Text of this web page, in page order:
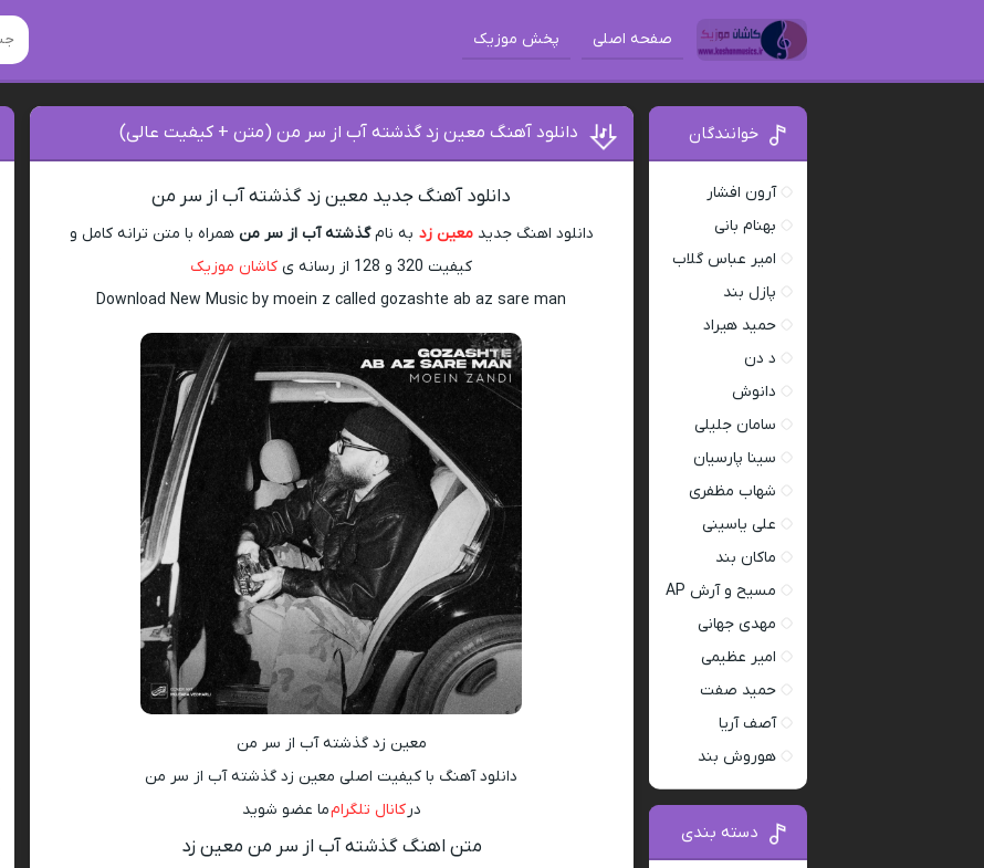
صفحه اصلی پخش موزیک
دانلود آهنگ معین زد گذشته آب از سر من (متن + کیفیت عالی)
دانلود آهنگ جدید معین زد گذشته آب از سر من
دانلود اهنگ جدیدمعین زد به نامگذشته آب از سر من همراه با متن ترانه کامل و
کیفیت 320 و 128 از رسانه ی
کاشان موزیک
Download New Music by moein z called gozashte ab az sare man
معین زد گذشته آب از سر من
دانلود آهنگ با کیفیت اصلی معین زد گذشته آب از سر من
در کانال تلگرامما عضو شوید
متن اهنگ گذشته آب از سر من معین زد
خوانندگان
آرون افشار
بهنام بانی
امیر عباس گلاب
پازل بند
حمید هیراد
د دن
دانوش
سامان جلیلی
سینا پارسیان
شهاب مظفری
علی یاسینی
ماکان بند
مسیح و آرش AP
مهدی جهانی
امیر عظیمی
حمید صفت
آصف آریا
هوروش بند
دسته بندی